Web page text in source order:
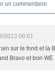
un commentaire
2013 06:01
sur le fond et la
Bravo et bon WE